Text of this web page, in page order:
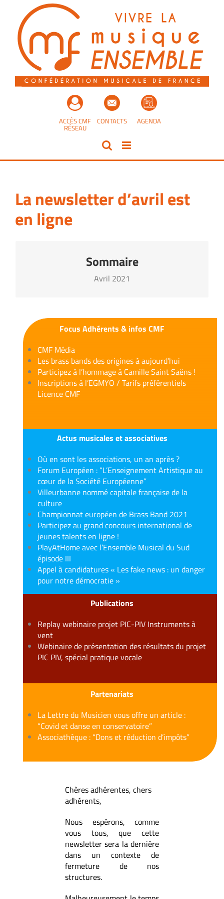
contenu
AGENDA
CONTACTS
ACCÈS CMF
RÉSEAU
La newsletter d’avril est
en ligne
Sommaire
Avril 2021
Lire la news
Focus Adhérents & infos CMF
CMF Média
Les brass bands des origines à aujourd’hui
Participez à l’hommage à Camille Saint Saëns !
Inscriptions à l’EGMYO / Tarifs préférentiels
Licence CMF
Actus musicales et associatives
Où en sont les associations, un an après ?
Forum Européen : “L’Enseignement Artistique au
cœur de la Société Européenne”
Villeurbanne nommé capitale française de la
culture
Championnat européen de Brass Band 2021
Participez au grand concours international de
jeunes talents en ligne !
PlayAtHome avec l’Ensemble Musical du Sud
épisode III
Appel à candidatures « Les fake news : un danger
pour notre démocratie »
Publications
Replay webinaire projet PIC-PIV Instruments à
vent
Webinaire de présentation des résultats du projet
PIC PIV, spécial pratique vocale
Partenariats
La Lettre du Musicien vous offre un article :
“Covid et danse en conservatoire”
Associathèque : “Dons et réduction d’impôts”
Chères adhérentes, chers
adhérents,
Nous espérons, comme
vous tous, que cette
newsletter sera la dernière
dans un contexte de
fermeture de nos
structures.